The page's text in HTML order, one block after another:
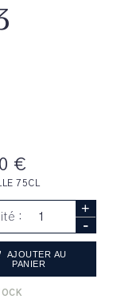
€
75CL
: +
-
AJOUTER AU
PANIER